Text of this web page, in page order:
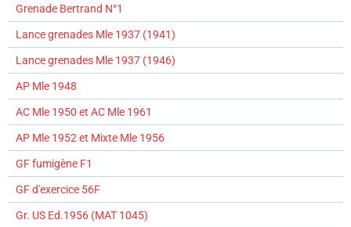
Grenade Bertrand N°1
Lance grenades Mle 1937 (1941)
Lance grenades Mle 1937 (1946)
AP Mle 1948
AC Mle 1950 et AC Mle 1961
AP Mle 1952 et Mixte Mle 1956
GF fumigène F1
GF d'exercice 56F
Gr. US Ed.1956 (MAT 1045)